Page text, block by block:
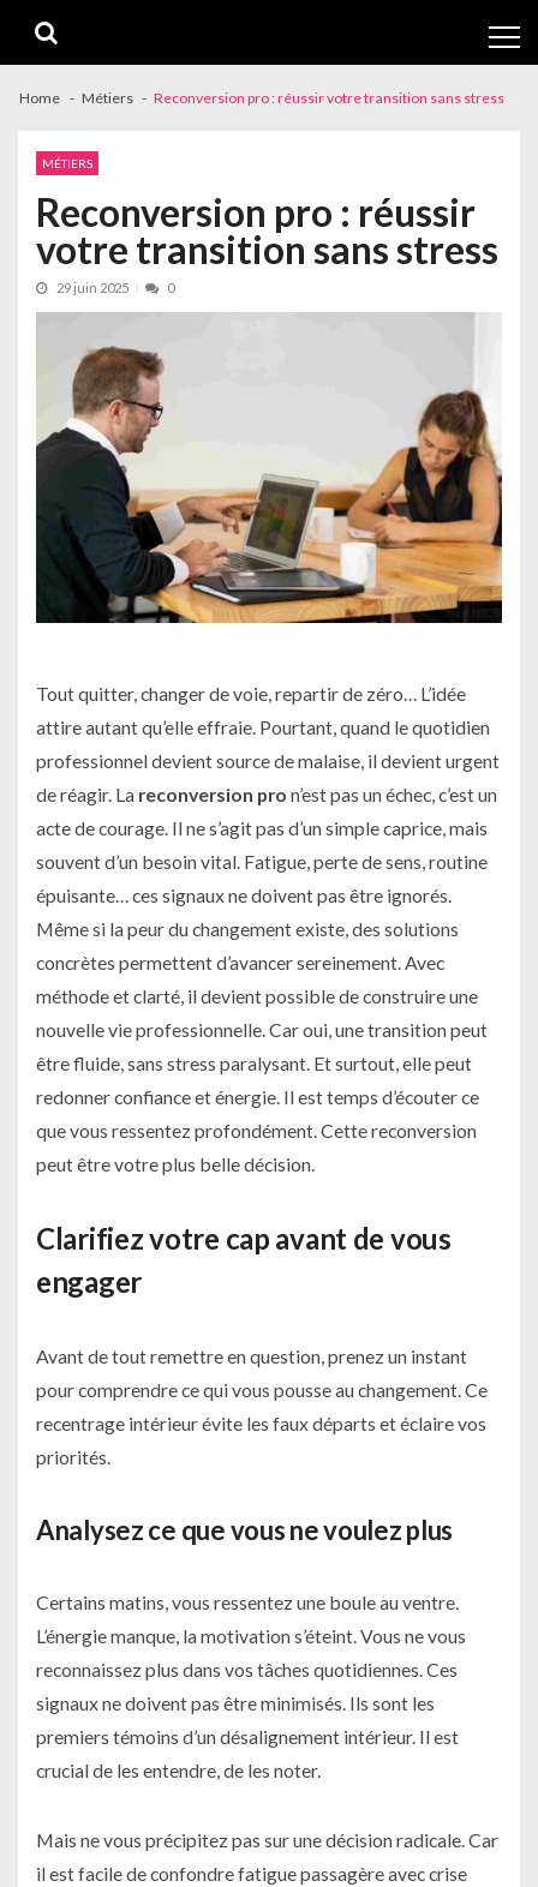
navigation
content
Home Métiers Reconversion pro : réussir votre transition sans stress
MÉTIERS
Reconversion pro : réussir
votre transition sans stress
29 juin 2025 0
Tout quitter, changer de voie, repartir de zéro… L’idée
attire autant qu’elle effraie. Pourtant, quand le quotidien
professionnel devient source de malaise, il devient urgent
de réagir. La reconversion pro n’est pas un échec, c’est un
acte de courage. Il ne s’agit pas d’un simple caprice, mais
souvent d’un besoin vital. Fatigue, perte de sens, routine
épuisante… ces signaux ne doivent pas être ignorés.
Même si la peur du changement existe, des solutions
concrètes permettent d’avancer sereinement. Avec
méthode et clarté, il devient possible de construire une
nouvelle vie professionnelle. Car oui, une transition peut
être fluide, sans stress paralysant. Et surtout, elle peut
redonner confiance et énergie. Il est temps d’écouter ce
que vous ressentez profondément. Cette reconversion
peut être votre plus belle décision.
Clarifiez votre cap avant de vous
engager
Avant de tout remettre en question, prenez un instant
pour comprendre ce qui vous pousse au changement. Ce
recentrage intérieur évite les faux départs et éclaire vos
priorités.
Analysez ce que vous ne voulez plus
Certains matins, vous ressentez une boule au ventre.
L’énergie manque, la motivation s’éteint. Vous ne vous
reconnaissez plus dans vos tâches quotidiennes. Ces
signaux ne doivent pas être minimisés. Ils sont les
premiers témoins d’un désalignement intérieur. Il est
crucial de les entendre, de les noter.
Mais ne vous précipitez pas sur une décision radicale. Car
il est facile de confondre fatigue passagère avec crise